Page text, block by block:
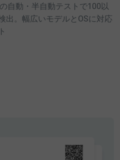
自動・半自動テストで100以
出。幅広いモデルとOSに対応